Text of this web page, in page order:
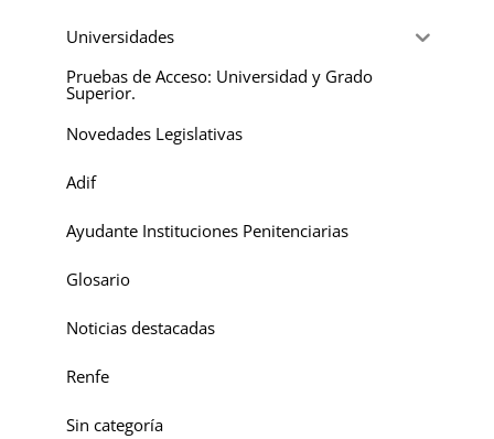
Universidades
Pruebas de Acceso: Universidad y Grado
Superior.
Novedades Legislativas
Adif
Ayudante Instituciones Penitenciarias
Glosario
Noticias destacadas
Renfe
Sin categoría